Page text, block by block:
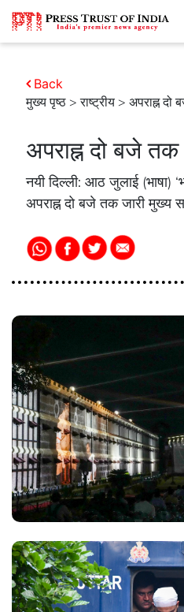
मुख्य पृष्ठ >राष्ट्रीय > अपराह्न
Back
अपराह्न दो बजे
नयी दिल्ली: आठ जुलाई (भाषा)
अपराह्न दो बजे तक जारी मुख्य